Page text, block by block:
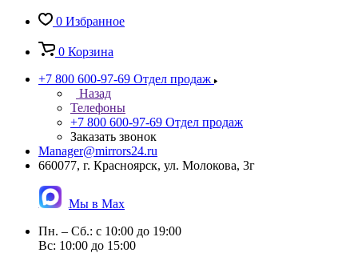
0 Избранное
0 Корзина
+7 800 600-97-69 Отдел продаж
Назад
Телефоны
+7 800 600-97-69 Отдел продаж
Заказать звонок
Manager@mirrors24.ru
660077, г. Красноярск, ул. Молокова, 3г
Мы в Max
Пн. – Сб.: с 10:00 до 19:00
Вс: 10:00 до 15:00